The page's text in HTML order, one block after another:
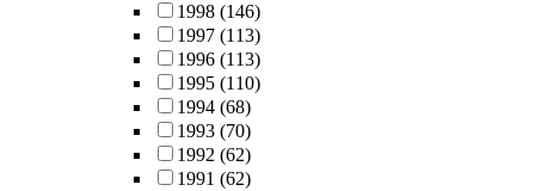
1998 (146)
1997 (113)
1996 (113)
1995 (110)
1994 (68)
1993 (70)
1992 (62)
1991 (62)